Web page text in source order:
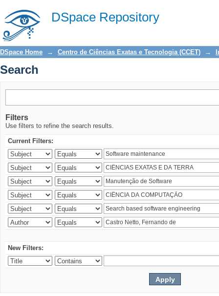
DSpace Repository
Search
DSpace Home → Centro de Ciências Exatas e Tecnologia (CCET) →
Search
Filters
Use filters to refine the search results.
Current Filters:
New Filters: